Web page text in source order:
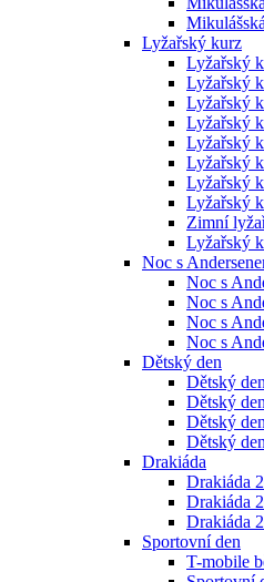
Lyžařský kurz
Lyžařský
Lyžařský
Lyžařský
Lyžařský
Lyžařský
Lyžařský
Lyžařský
Lyžařský
Zimní
Lyžařský
Noc s
Noc s
Noc s
Noc s
Noc s
Dětský den
Dětský
Dětský
Dětský
Dětský
Drakiáda
Drakiáda
Drakiáda
Drakiáda
Sportovní den
T-mobile